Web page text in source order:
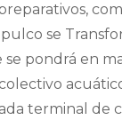
se
pondrá en
terminal de